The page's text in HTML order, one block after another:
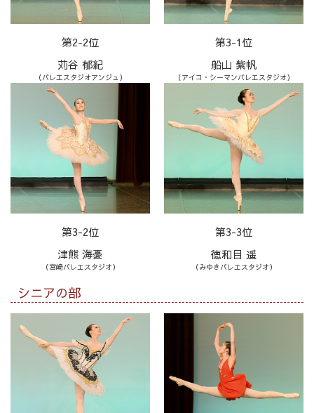
第2-2位
苅谷 郁紀
（バレエスタジオアンジュ）
第3-1位
船山 紫帆
（アイコ・シーマンバレエスタジオ）
第3-2位
津熊 海憂
（宮崎バレエスタジオ）
第3-3位
徳和目 遥
（みゆきバレエスタジオ）
シニアの部